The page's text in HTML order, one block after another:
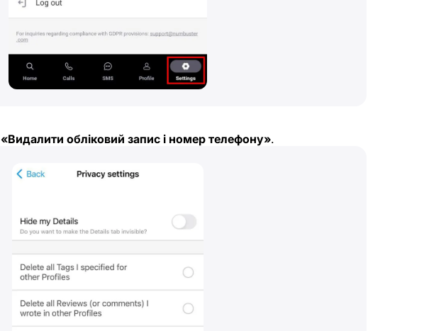
«Видалити обліковий запис і номер телефону».